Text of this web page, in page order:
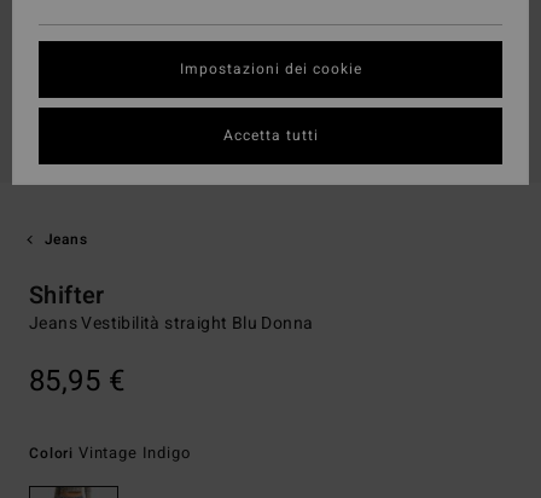
Jeans
Shifter
Jeans Vestibilità straight Blu Donna
85,95 €
Colori Vintage Indigo
Impostazioni dei cookie
Accetta tutti